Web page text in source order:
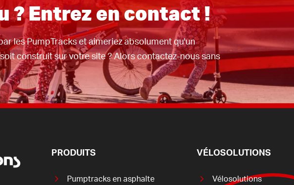
? Entrez en contact !
les PumpTracks et aimeriez absolument qu'un
construit sur votre site ? Alors contactez-nous sans
PRODUITS
Pumptracks en asphalte
VÉLOSOLUTIONS
Vélosolutions